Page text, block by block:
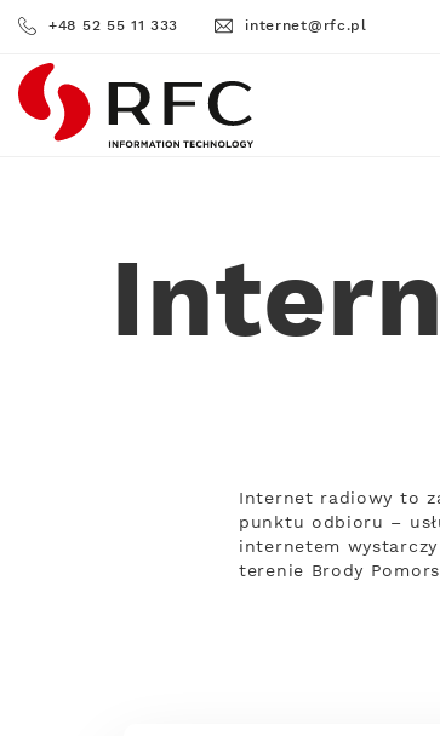
+48 52 55 11 333 internet@rfc.pl
RFC
Internet radiowy to
punktu odbioru –
internetem
terenie Brody